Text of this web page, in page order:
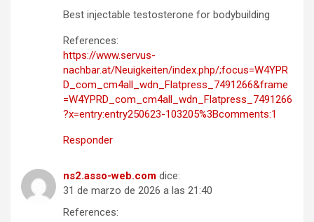
Best injectable testosterone for bodybuilding
References:
https://www.servus-
nachbar.at/Neuigkeiten/index.php/;focus=W4YPR
D_com_cm4all_wdn_Flatpress_7491266&frame
=W4YPRD_com_cm4all_wdn_Flatpress_7491266
?x=entry:entry250623-103205%3Bcomments:1
Responder
ns2.asso-web.com dice:
31 de marzo de 2026 a las 21:40
References: